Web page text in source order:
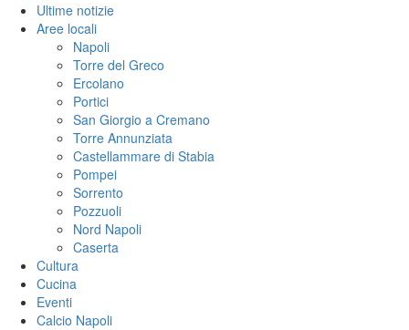
Ultime notizie
Aree locali
Napoli
Torre del Greco
Ercolano
Portici
San Giorgio a Cremano
Torre Annunziata
Castellammare di Stabia
Pompei
Sorrento
Pozzuoli
Nord Napoli
Caserta
Cultura
Cucina
Eventi
Calcio Napoli